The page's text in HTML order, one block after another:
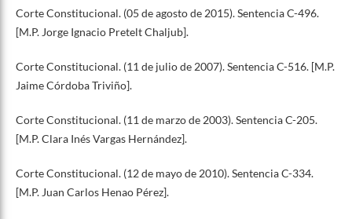
Corte Constitucional. (05 de agosto de 2015). Sentencia C-496.
[M.P. Jorge Ignacio Pretelt Chaljub].
Corte Constitucional. (11 de julio de 2007). Sentencia C-516. [M.P.
Jaime Córdoba Triviño].
Corte Constitucional. (11 de marzo de 2003). Sentencia C-205.
[M.P. Clara Inés Vargas Hernández].
Corte Constitucional. (12 de mayo de 2010). Sentencia C-334.
[M.P. Juan Carlos Henao Pérez].